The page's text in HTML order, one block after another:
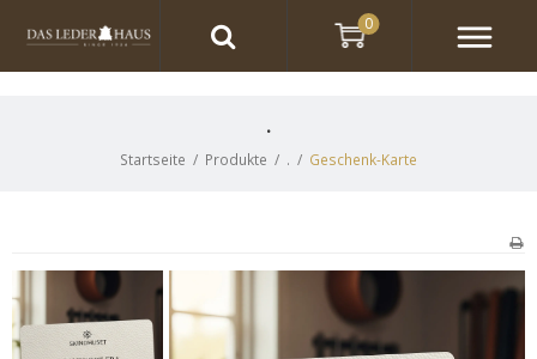
.
Startseite / Produkte / . / Geschenk-Karte
0